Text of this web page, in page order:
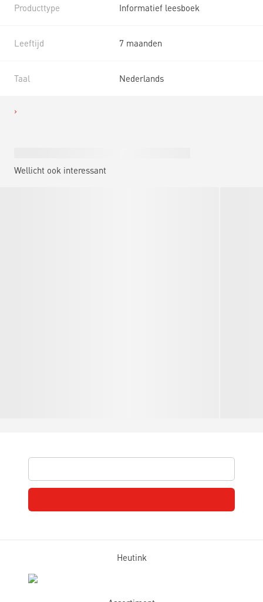
Producttype Informatief leesboek
Leeftijd 7 maanden
Taal Nederlands
Wellicht ook interessant
Heutink